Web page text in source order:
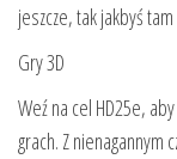
jeszcze, tak jakbyś
Gry 3D
Weź na cel HD25e,
grach. Z nienagannym